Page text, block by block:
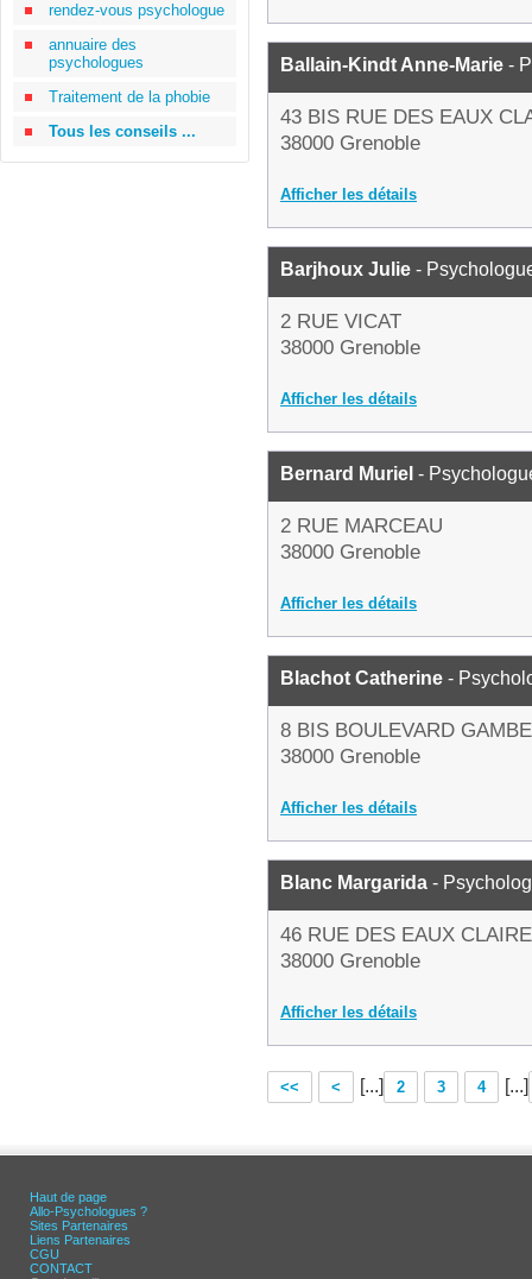
rendez-vous psychologue
annuaire des
psychologues
Traitement de la phobie
Tous les conseils ...
Ballain-Kindt Anne-Marie -
43 BIS RUE DES EAUX
38000 Grenoble
Afficher les détails
Barjhoux Julie -
2 RUE VICAT
38000 Grenoble
Afficher les détails
Bernard Muriel -
2 RUE MARCEAU
38000 Grenoble
Afficher les détails
Blachot Catherine -
8 BIS BOULEVARD
38000 Grenoble
Afficher les détails
Blanc Margarida -
46 RUE DES EAUX
38000 Grenoble
Afficher les détails
<< < [...] 2 3 4 [...]
Haut de page
Allo-Psychologues ?
Sites Partenaires
Liens Partenaires
CGU
CONTACT